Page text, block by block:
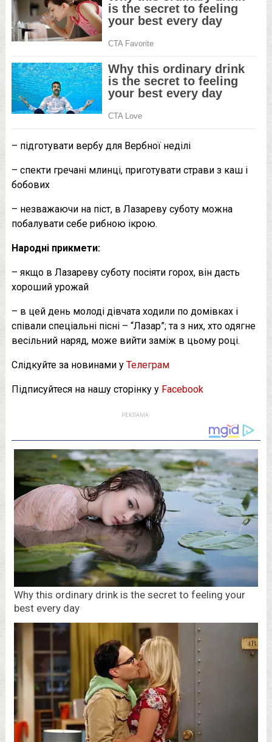
– підготувати вербу для Вербної неділі
– спекти гречані млинці, приготувати страви з каш і
бобових
– незважаючи на піст, в Лазареву суботу можна
побалувати себе рибною ікрою.
Народні прикмети:
– якщо в Лазареву суботу посіяти горох, він дасть
хороший урожай
– в цей день молоді дівчата ходили по домівках і
співали спеціальні пісні – “Лазар”; та з них, хто одягне
весільний наряд, може вийти заміж в цьому році.
Слідкуйте за новинами у Телеграм
Підписуйтеся на нашу сторінку у Facebook
РЕКЛАМА: